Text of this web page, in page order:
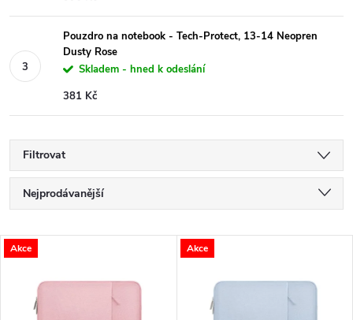
Pouzdro na notebook - Tech-Protect, 13-14 Neopren
Dusty Rose
Skladem - hned k odeslání
381 Kč
Filtrovat
Ř
a
Nejprodávanější
Nejdražší
Abecedně
V
Akce Akce